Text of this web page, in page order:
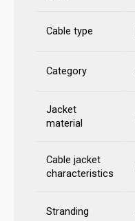
Cable type
Category
Jacket
material
Cable jacket
characteristics
Stranding